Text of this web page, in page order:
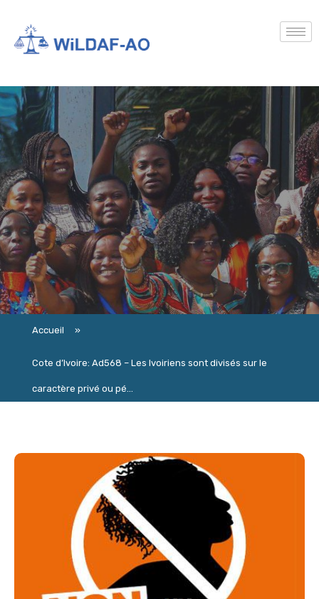
Accueil »
Cote d’Ivoire: Ad568 – Les Ivoiriens sont divisés sur le
caractère privé ou pé...